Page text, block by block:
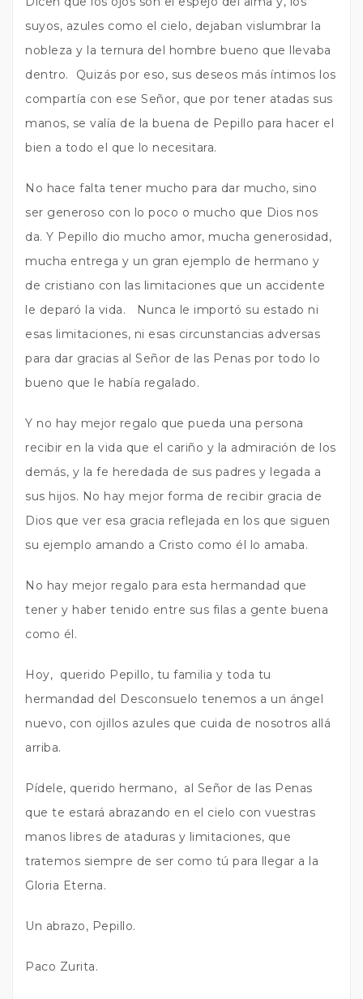
suyos, azules como el cielo, dejaban vislumbrar la
nobleza y la ternura del hombre bueno que llevaba
dentro. Quizás por eso, sus deseos más íntimos los
compartía con ese Señor, que por tener atadas sus
manos, se valía de la buena de Pepillo para hacer el
bien a todo el que lo necesitara.
No hace falta tener mucho para dar mucho, sino
ser generoso con lo poco o mucho que Dios nos
da. Y Pepillo dio mucho amor, mucha generosidad,
mucha entrega y un gran ejemplo de hermano y
de cristiano con las limitaciones que un accidente
le deparó la vida. Nunca le importó su estado ni
esas limitaciones, ni esas circunstancias adversas
para dar gracias al Señor de las Penas por todo lo
bueno que le había regalado.
Y no hay mejor regalo que pueda una persona
recibir en la vida que el cariño y la admiración de los
demás, y la fe heredada de sus padres y legada a
sus hijos. No hay mejor forma de recibir gracia de
Dios que ver esa gracia reflejada en los que siguen
su ejemplo amando a Cristo como él lo amaba.
No hay mejor regalo para esta hermandad que
tener y haber tenido entre sus filas a gente buena
como él.
Hoy, querido Pepillo, tu familia y toda tu
hermandad del Desconsuelo tenemos a un ángel
nuevo, con ojillos azules que cuida de nosotros allá
arriba.
Pídele, querido hermano, al Señor de las Penas
que te estará abrazando en el cielo con vuestras
manos libres de ataduras y limitaciones, que
tratemos siempre de ser como tú para llegar a la
Gloria Eterna.
Un abrazo, Pepillo.
Paco Zurita.